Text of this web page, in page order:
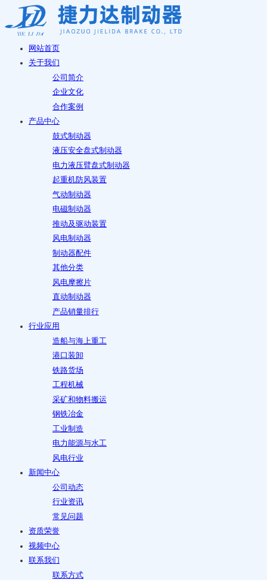
网站首页
关于我们
公司简介
企业文化
合作案例
产品中心
鼓式制动器
液压安全盘式制动器
电力液压臂盘式制动器
起重机防风装置
气动制动器
电磁制动器
推动及驱动装置
风电制动器
制动器配件
其他分类
风电摩擦片
直动制动器
产品销量排行
行业应用
造船与海上重工
港口装卸
铁路货场
工程机械
采矿和物料搬运
钢铁冶金
工业制造
电力能源与水工
风电行业
新闻中心
公司动态
行业资讯
常见问题
资质荣誉
视频中心
联系我们
联系方式